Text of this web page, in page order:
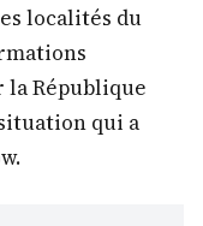
localités du
la République
situation qui a